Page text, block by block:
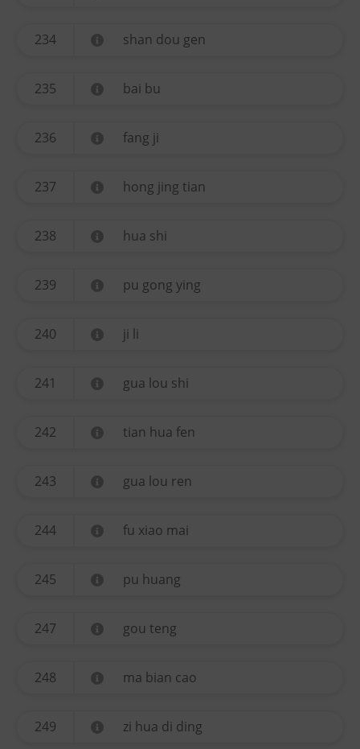
234 shan dou gen
235 bai bu
236 fang ji
237 hong jing tian
238 hua shi
239 pu gong ying
240 ji li
241 gua lou shi
242 tian hua fen
243 gua lou ren
244 fu xiao mai
245 pu huang
247 gou teng
248 ma bian cao
249 zi hua di ding